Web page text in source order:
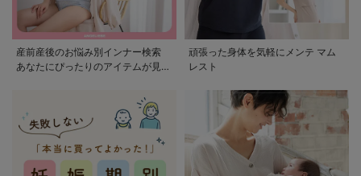
産前産後のお悩み別インナー検索
あなたにぴったりのアイテムが見つ
頑張った身体を気軽にメンテ マム
レスト